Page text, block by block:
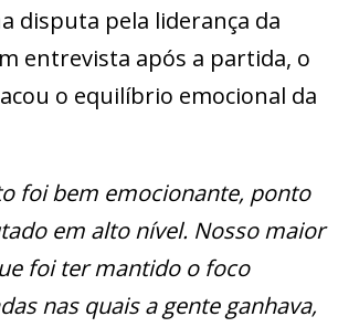
disputa pela liderança da
entrevista após a partida, o
o equilíbrio emocional da
foi bem emocionante, ponto
em alto nível. Nosso maior
foi ter mantido o foco
nas quais a gente ganhava,